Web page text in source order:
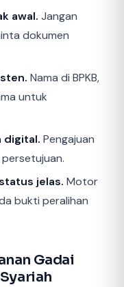
awal. Jangan
dokumen
Nama di BPKB,
untuk
digital. Pengajuan
jelas. Motor
bukti peralihan
Gadai